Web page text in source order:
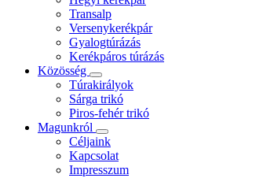
Transalp
Versenykerékpár
Gyalogtúrázás
Kerékpáros túrázás
Közösség
Túrakirályok
Sárga trikó
Piros-fehér trikó
Magunkról
Céljaink
Kapcsolat
Impresszum